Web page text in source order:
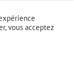
vous acceptez